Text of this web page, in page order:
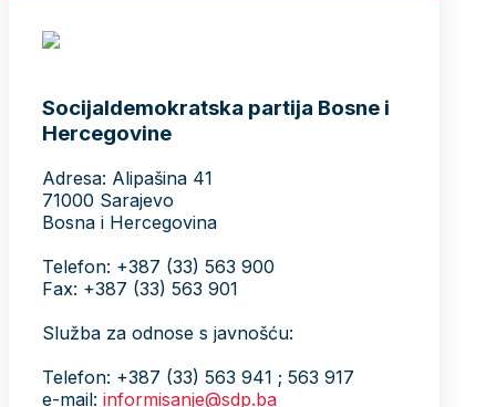
Socijaldemokratska partija Bosne i
Hercegovine
Adresa: Alipašina 41
71000 Sarajevo
Bosna i Hercegovina
Telefon: +387 (33) 563 900
Fax: +387 (33) 563 901
Služba za odnose s javnošću:
Telefon: +387 (33) 563 941 ; 563 917
e-mail: informisanje@sdp.ba